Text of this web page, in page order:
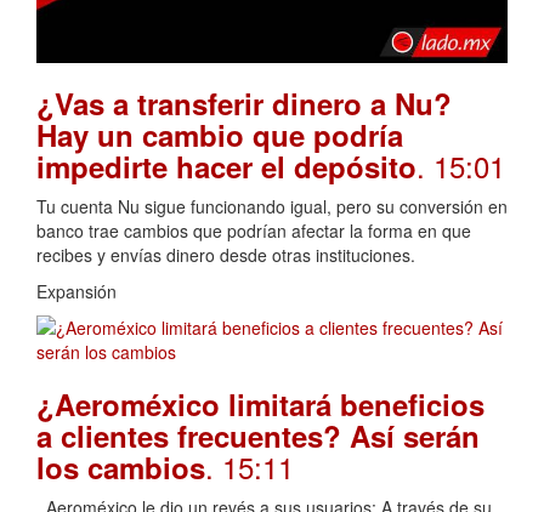
¿Vas a transferir dinero a Nu?
Hay un cambio que podría
impedirte hacer el depósito. 15:01
Tu cuenta Nu sigue funcionando igual, pero su conversión en
banco trae cambios que podrían afectar la forma en que
recibes y envías dinero desde otras instituciones.
Expansión
¿Aeroméxico limitará beneficios
a clientes frecuentes? Así serán
los cambios. 15:11